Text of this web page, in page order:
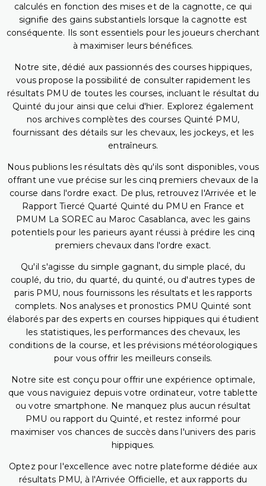
calculés en fonction des mises et de la cagnotte, ce qui
signifie des gains substantiels lorsque la cagnotte est
conséquente. Ils sont essentiels pour les joueurs cherchant
à maximiser leurs bénéfices.
Notre site, dédié aux passionnés des courses hippiques,
vous propose la possibilité de consulter rapidement les
résultats PMU de toutes les courses, incluant le résultat du
Quinté du jour ainsi que celui d'hier. Explorez également
nos archives complètes des courses Quinté PMU,
fournissant des détails sur les chevaux, les jockeys, et les
entraîneurs.
Nous publions les résultats dès qu'ils sont disponibles, vous
offrant une vue précise sur les cinq premiers chevaux de la
course dans l'ordre exact. De plus, retrouvez l'Arrivée et le
Rapport Tiercé Quarté Quinté du PMU en France et
PMUM La SOREC au Maroc Casablanca, avec les gains
potentiels pour les parieurs ayant réussi à prédire les cinq
premiers chevaux dans l'ordre exact.
Qu'il s'agisse du simple gagnant, du simple placé, du
couplé, du trio, du quarté, du quinté, ou d'autres types de
paris PMU, nous fournissons les résultats et les rapports
complets. Nos analyses et pronostics PMU Quinté sont
élaborés par des experts en courses hippiques qui étudient
les statistiques, les performances des chevaux, les
conditions de la course, et les prévisions météorologiques
pour vous offrir les meilleurs conseils.
Notre site est conçu pour offrir une expérience optimale,
que vous naviguiez depuis votre ordinateur, votre tablette
ou votre smartphone. Ne manquez plus aucun résultat
PMU ou rapport du Quinté, et restez informé pour
maximiser vos chances de succès dans l'univers des paris
hippiques.
Optez pour l'excellence avec notre plateforme dédiée aux
résultats PMU, à l'Arrivée Officielle, et aux rapports du